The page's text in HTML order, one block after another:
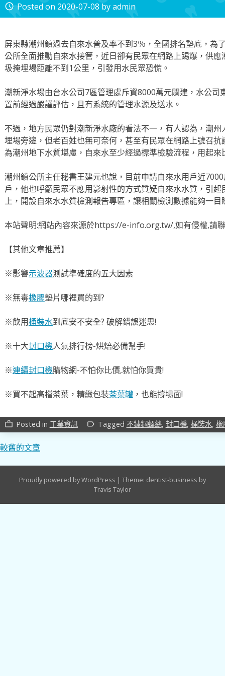
access_time Posted on 2020-07-08byadmin
屏東縣潮州鎮過去自來水普及率不到3％，全國排名墊底，為
公所全面推動自來水接管，近日卻有民眾在網路上踢爆，供
圾掩埋場距離不到1公里，引發用水民眾恐慌。
潮新淨水場由台水公司7區管理處斥資8000萬元闢建，水公司
置前經過嚴謹評估，且有系統的管理水源及送水。
不過，地方民眾仍對潮新淨水廠的看法不一，有人認為，潮
埋場旁邊，但老百姓也無可奈何，甚至有民眾在網路上號召
為潮州地下水質堪慮，自來水至少經過標準檢驗流程，用起來
潮州鎮公所主任秘書王建元也說，目前申請自來水用戶近
戶，他也呼籲民眾不應用影射性的方式質疑自來水水質，引
上，開設自來水水質檢測報告專區，讓相關檢測數據能夠一
本站聲明:網站內容來源於https://e-info.org.tw/,如有侵權,請
【其他文章推薦】
※影響示波器測試準確度的五大因素
※無毒橡膠墊片哪裡買的到?
※飲用桶裝水到底安不安全? 破解錯誤迷思!
※十大封口機人氣排行榜-烘焙必備幫手!
※連續封口機購物網-不怕你比價,就怕你買貴!
※買不起高檔茶葉，精緻包裝茶葉罐，也能撐場面!
work_outline Posted in 工業資訊 label_outline Tagged 不鏽鋼螺絲, 封口機, 桶裝水, 橡
文
章
覽
較舊的文章
Proudly powered by WordPress | Theme: dentist-business by
Travis Taylor